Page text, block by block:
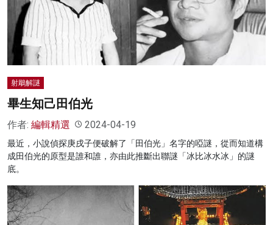
射鵰解謎
畢生知己田伯光
作者: 編輯精選 2024-04-19
最近，小說偵探庚戌子便破解了「田伯光」名字的啞謎，從而知道構
成田伯光的原型是誰和誰，亦由此推斷出聯謎「冰比冰水冰」的謎
底。